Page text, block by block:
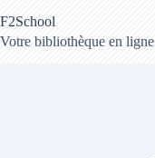
au
contenu
F2School
Votre bibliothèque en ligne